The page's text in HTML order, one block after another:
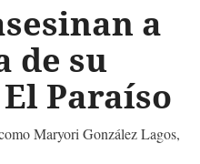
a
de su
Paraíso
Maryori González Lagos,